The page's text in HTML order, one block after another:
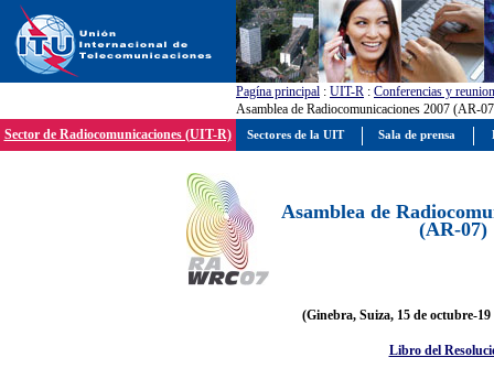
Pagína principal : UIT-R : Conferencias y
Asamblea de Radiocomunicaciones 2007 (AR-
Sector de Radiocomunicaciones (UIT-R)
Asamblea de
(AR-07)
(Ginebra, Suiza, 15 de octubre-19
Libro del
Sectores de la UIT Sala de prensa